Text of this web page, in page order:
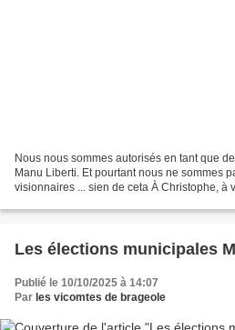
Nous nous sommes autorisés en tant que
Manu Liberti. Et pourtant nous ne sommes
visionnaires ... sien de ceta À Christophe, à
Les élections municipales
Publié le 10/10/2025 à 14:07
Par les vicomtes de brageole